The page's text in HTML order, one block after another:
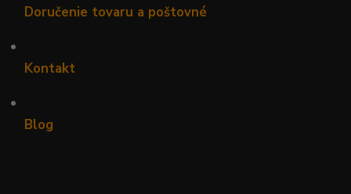
Doručenie tovaru a poštovné
•
Kontakt
•
Blog